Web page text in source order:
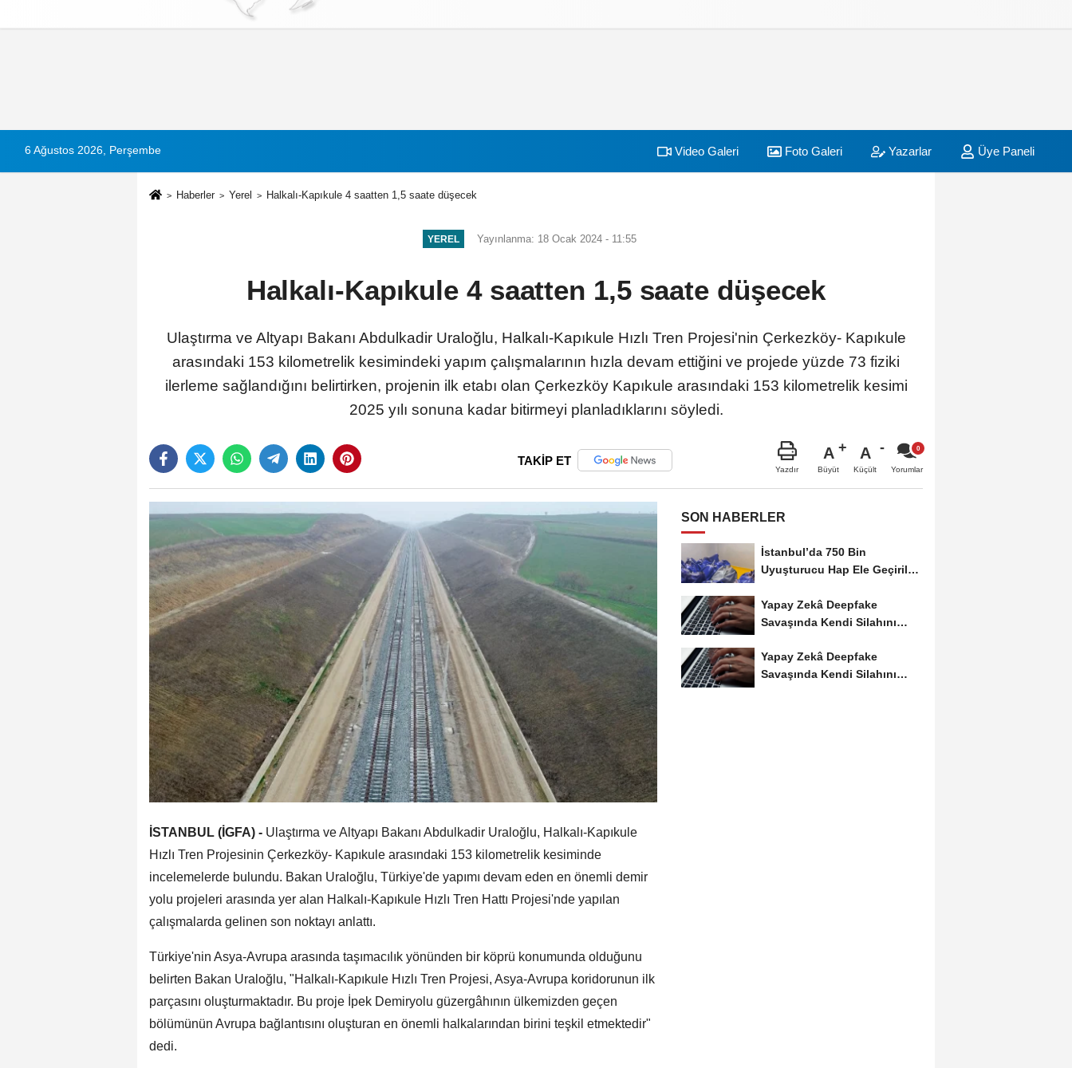
Çerez Politikası
6 Ağustos 2026, Perşembe Video Galeri Foto Galeri Yazarlar Üye Paneli
Haberler Yerel Halkalı-Kapıkule 4 saatten 1,5 saate düşecek
YEREL Yayınlanma: 18 Ocak 2024 - 11:55
Halkalı-Kapıkule 4 saatten 1,5 saate düşecek
Ulaştırma ve Altyapı Bakanı Abdulkadir Uraloğlu, Halkalı-Kapıkule Hızlı Tren Projesi'nin Çerkezköy- Kapıkule
arasındaki 153 kilometrelik kesimindeki yapım çalışmalarının hızla devam ettiğini ve projede yüzde 73 fiziki
ilerleme sağlandığını belirtirken, projenin ilk etabı olan Çerkezköy Kapıkule arasındaki 153 kilometrelik kesimi
2025 yılı sonuna kadar bitirmeyi planladıklarını söyledi.
TAKİP ET
Yazdır
A
Büyüt
A
Küçült Yorumlar
İSTANBUL (İGFA) - Ulaştırma ve Altyapı Bakanı Abdulkadir Uraloğlu, Halkalı-Kapıkule
Hızlı Tren Projesinin Çerkezköy- Kapıkule arasındaki 153 kilometrelik kesiminde
incelemelerde bulundu. Bakan Uraloğlu, Türkiye'de yapımı devam eden en önemli demir
yolu projeleri arasında yer alan Halkalı-Kapıkule Hızlı Tren Hattı Projesi'nde yapılan
çalışmalarda gelinen son noktayı anlattı.
Türkiye'nin Asya-Avrupa arasında taşımacılık yönünden bir köprü konumunda olduğunu
belirten Bakan Uraloğlu, "Halkalı-Kapıkule Hızlı Tren Projesi, Asya-Avrupa koridorunun ilk
parçasını oluşturmaktadır. Bu proje İpek Demiryolu güzergâhının ülkemizden geçen
bölümünün Avrupa bağlantısını oluşturan en önemli halkalarından birini teşkil etmektedir"
dedi.
SON HABERLER
İstanbul’da 750 Bin
Uyuşturucu Hap Ele Geçirildi:
Yapay Zekâ Deepfake
Savaşında Kendi Silahını
Yapay Zekâ Deepfake
Savaşında Kendi Silahını